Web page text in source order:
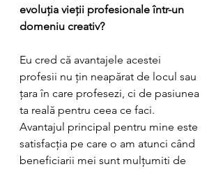
evoluția vieții profesionale într-un
domeniu creativ?
Eu cred că avantajele acestei
profesii nu țin neapărat de locul sau
țara în care profesezi, ci de pasiunea
ta reală pentru ceea ce faci.
Avantajul principal pentru mine este
satisfacția pe care o am atunci când
beneficiarii mei sunt mulțumiti de